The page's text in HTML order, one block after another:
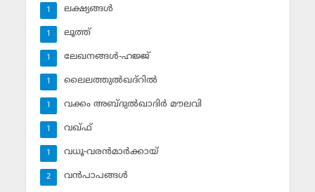
ലക്ഷ്യങ്ങള്‍
1
ലൂത്ത്‌
1
ലേഖനങ്ങള്‍-ഹജ്ജ്‌
1
ലൈലത്തുല്‍ഖദ്‌റില്‍
1
വക്കം അബ്ദുല്‍ഖാദിര്‍ മൗലവി
1
വഖ്ഫ്
1
വധൂ-വരന്‍മാര്‍ക്കായ്
1
വന്‍പാപങ്ങള്‍
2